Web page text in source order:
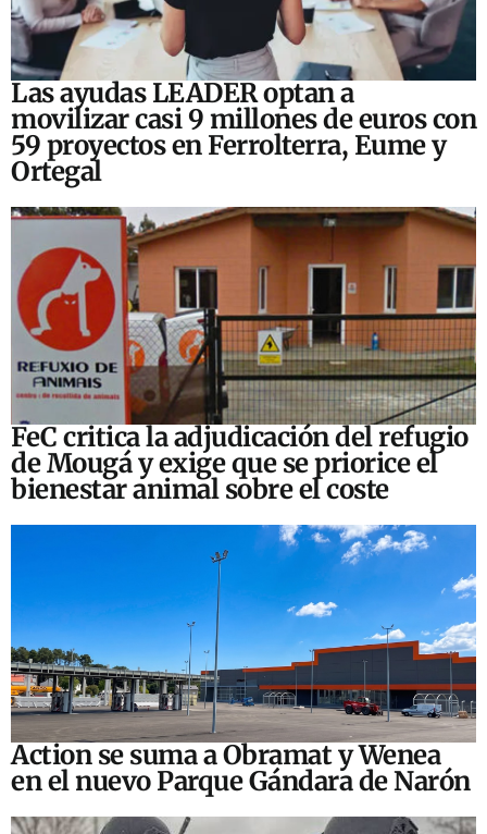
Las ayudas LEADER optan a
movilizar casi 9 millones de euros con
59 proyectos en Ferrolterra, Eume y
Ortegal
FeC critica la adjudicación del refugio
de Mougá y exige que se priorice el
bienestar animal sobre el coste
Action se suma a Obramat y Wenea
en el nuevo Parque Gándara de Narón